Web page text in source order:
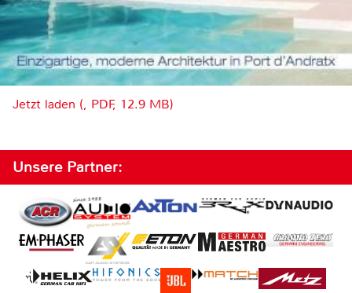
Jetzt laden (, PDF, 12.9 MB)
Unsere Partner: